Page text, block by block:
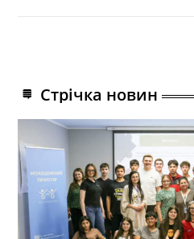
Стрічка новин